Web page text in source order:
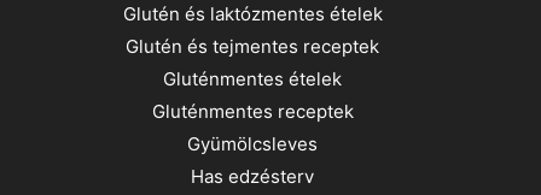
Glutén és laktózmentes ételek
Glutén és tejmentes receptek
Gluténmentes ételek
Gluténmentes receptek
Gyümölcsleves
Has edzésterv